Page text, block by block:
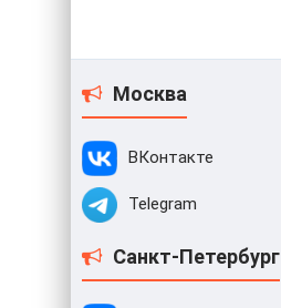
Москва
ВКонтакте
Telegram
Санкт-Петербург